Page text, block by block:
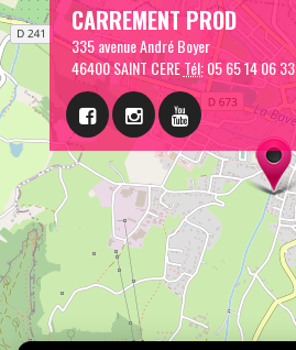
CARREMENT PROD
335 avenue André Boyer
46400 SAINT CERETél:05 65 14 06 33